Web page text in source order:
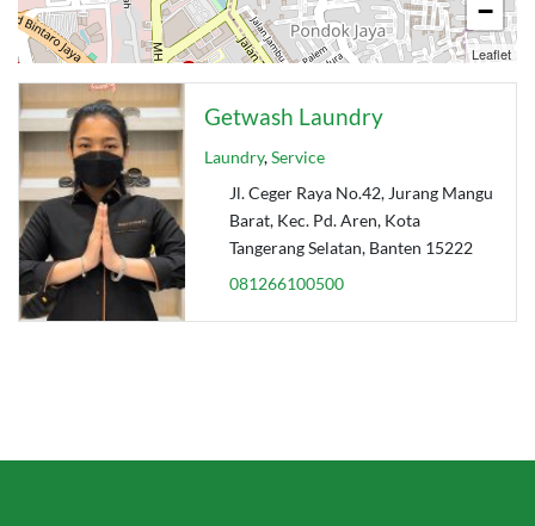
Getwash Laundry
Laundry,Service
Jl. Ceger Raya No.42, Jurang Mangu
Barat, Kec. Pd. Aren, Kota
Tangerang Selatan, Banten 15222
081266100500
−
Leaflet